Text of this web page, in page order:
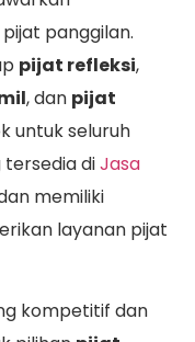
panggilan.
pijat refleksi,
, dan pijat
untuk seluruh
tersedia diJasa
memiliki
layanan pijat
kompetitif dan